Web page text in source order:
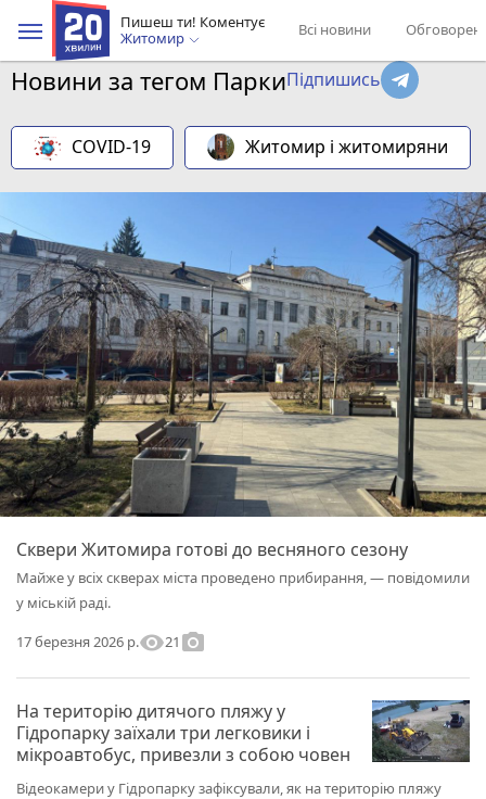
Пишеш ти! Коментує
Житомир
Всі новини
Новини за тегом ПаркиПідпишись
COVID-19 Житомир і житомиряни
Сквери Житомира готові до весняного сезону
Майже у всіх скверах міста проведено прибирання, — повідомили
у міській раді.
17 березня 2026 р.visibility21 photo_camera
На територію дитячого пляжу у
Гідропарку заїхали три легковики і
мікроавтобус, привезли з собою човен
Відеокамери у Гідропарку зафіксували, як на територію пляжу